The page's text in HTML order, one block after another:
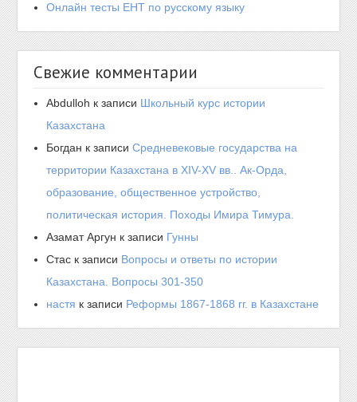
Онлайн тесты ЕНТ по русскому языку
Свежие комментарии
Abdulloh к записи Школьный курс истории
Казахстана
Богдан к записиСредневековые государства на
территории Казахстана в XIV-XV вв.. Ак-Орда,
образование, общественное устройство,
политическая история. Походы Имира Тимура.
Азамат Аргун к записи Гунны
Стас к записи Вопросы и ответы по истории
Казахстана. Вопросы 301-350
настя к записи Реформы 1867-1868 гг. в Казахстане